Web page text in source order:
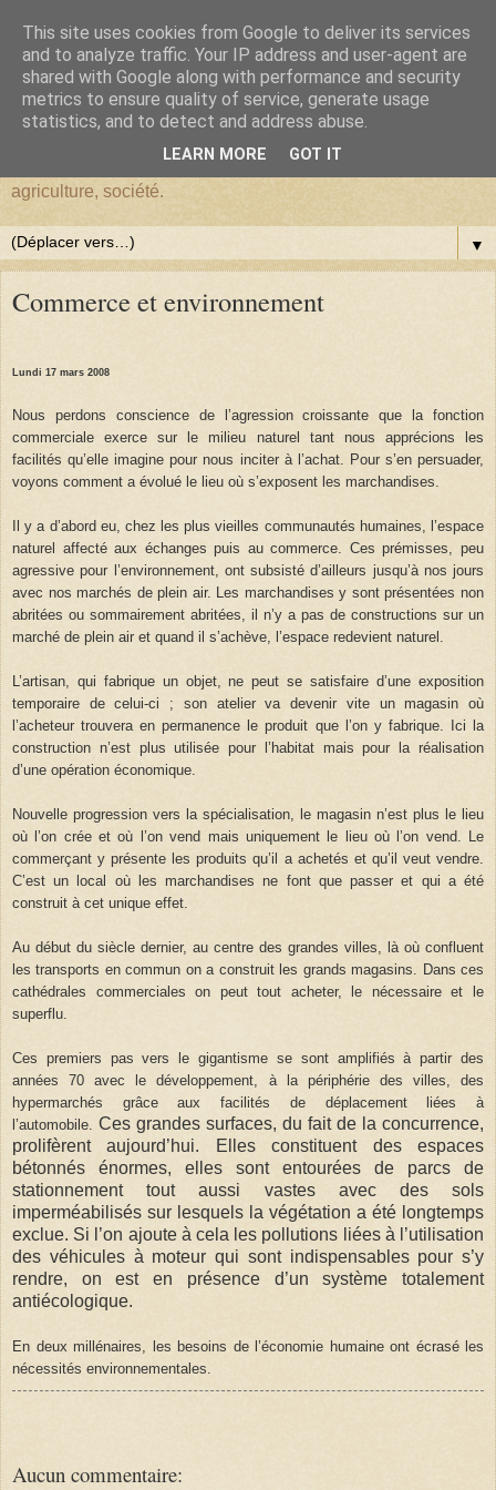
BlogHardi
Vous êtes sur BlogHardi, vous y trouverez les réflexions d'un
agriculture, société.
▼
Commerce et environnement
Lundi 17 mars 2008
Nous perdons conscience de l’agression croissante que la fonction
commerciale exerce sur le milieu naturel tant nous apprécions les
facilités qu’elle imagine pour nous inciter à l’achat. Pour s’en persuader,
voyons comment a évolué le lieu où s’exposent les marchandises.
Il y a d’abord eu, chez les plus vieilles communautés humaines, l’espace
naturel affecté aux échanges puis au commerce. Ces prémisses, peu
agressive pour l’environnement, ont subsisté d’ailleurs jusqu’à nos jours
avec nos marchés de plein air. Les marchandises y sont présentées non
abritées ou sommairement abritées, il n’y a pas de constructions sur un
marché de plein air et quand il s’achève, l’espace redevient naturel.
L’artisan, qui fabrique un objet, ne peut se satisfaire d’une exposition
temporaire de celui-ci ; son atelier va devenir vite un magasin où
l’acheteur trouvera en permanence le produit que l’on y fabrique. Ici la
construction n’est plus utilisée pour l’habitat mais pour la réalisation
d’une opération économique.
Nouvelle progression vers la spécialisation, le magasin n’est plus le lieu
où l’on crée et où l’on vend mais uniquement le lieu où l’on vend. Le
commerçant y présente les produits qu’il a achetés et qu’il veut vendre.
C’est un local où les marchandises ne font que passer et qui a été
construit à cet unique effet.
Au début du siècle dernier, au centre des grandes villes, là où confluent
les transports en commun on a construit les grands magasins. Dans ces
cathédrales commerciales on peut tout acheter, le nécessaire et le
superflu.
Ces premiers pas vers le gigantisme se sont amplifiés à partir des
années 70 avec le développement, à la périphérie des villes, des
hypermarchés grâce aux facilités de déplacement liées à
l’automobile. Ces grandes surfaces, du fait de la concurrence,
prolifèrent aujourd’hui. Elles constituent des espaces
bétonnés énormes, elles sont entourées de parcs de
stationnement tout aussi vastes avec des sols
imperméabilisés sur lesquels la végétation a été longtemps
exclue. Si l’on ajoute à cela les pollutions liées à l’utilisation
des véhicules à moteur qui sont indispensables pour s’y
rendre, on est en présence d’un système totalement
antiécologique.
En deux millénaires, les besoins de l’économie humaine ont écrasé les
nécessités environnementales.
Aucun commentaire:
This site uses cookies from Google to deliver its services
and to analyze traffic. Your IP address and user-agent are
shared with Google along with performance and security
metrics to ensure quality of service, generate usage
statistics, and to detect and address abuse.
LEARN MORE GOT IT